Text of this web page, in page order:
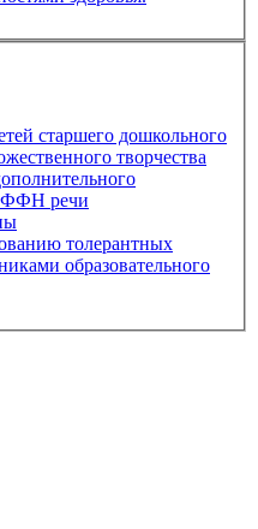
старшего дошкольного
творчества
ФФН речи
толерантных
образовательного